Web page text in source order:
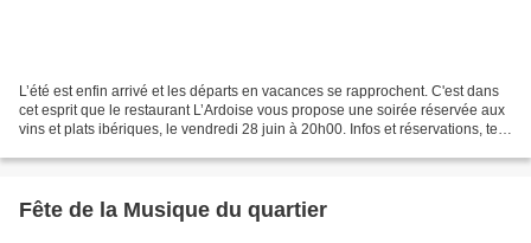
L’été est enfin arrivé et les départs en vacances se rapprochent. C'est dans
cet esprit que le restaurant L’Ardoise vous propose une soirée réservée aux
vins et plats ibériques, le vendredi 28 juin à 20h00. Infos et réservations, tel.
Fête de la Musique du quartier